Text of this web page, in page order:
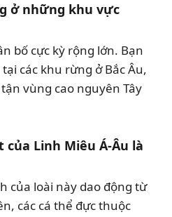
ở những khu vực
bố cực kỳ rộng lớn. Bạn
các khu rừng ở Bắc Âu,
vùng cao nguyên Tây
Linh Miêu Á-Âu là
của loài này dao động từ
các cá thể đực thuộc